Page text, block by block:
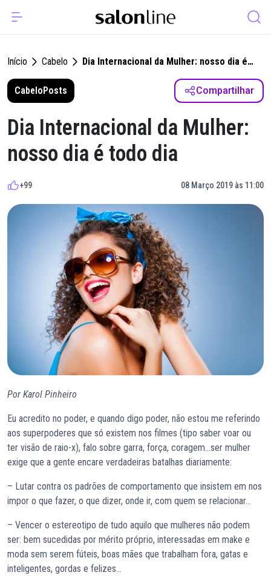
Início Cabelo
Dia Internacional da Mulher: nosso dia é
CabeloPosts Compartilhar
Dia Internacional da Mulher:
nosso dia é todo dia
+99 08 Março 2019 às 11:00
Por Karol Pinheiro
Eu acredito no poder, e quando digo poder, não estou me referindo
aos superpoderes que só existem nos filmes (tipo saber voar ou
ter visão de raio-x), falo sobre garra, força, coragem…ser mulher
exige que a gente encare verdadeiras batalhas diariamente:
– Lutar contra os padrões de comportamento que insistem em nos
impor o que fazer, o que dizer, onde ir, com quem se relacionar…
– Vencer o estereotipo de tudo aquilo que mulheres não podem
ser: bem sucedidas por mérito próprio, interessadas em make e
moda sem serem fúteis, boas mães que trabalham fora, gatas e
inteligentes, gordas e felizes…